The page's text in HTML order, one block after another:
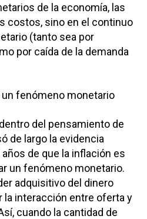
de la economía, las
costos, sino en el continuo
(tanto sea por
por caída de la demanda
fenómeno monetario
del pensamiento de
de largo la evidencia
de que la inflación es
un fenómeno monetario.
adquisitivo del dinero
la interacción entre oferta y
cuando la cantidad de